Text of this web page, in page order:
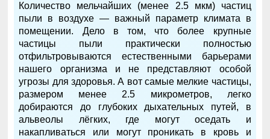
Количество мельчайших (менее 2.5 мкм) частиц
пыли в воздухе — важный параметр климата в
помещении. Дело в том, что более крупные
частицы пыли практически полностью
отфильтровываются естественными барьерами
нашего организма и не представляют особой
угрозы для здоровья. А вот самые мелкие частицы,
размером менее 2.5 микрометров, легко
добираются до глубоких дыхательных путей, в
альвеолы лёгких, где могут оседать и
накапливаться или могут проникать в кровь и